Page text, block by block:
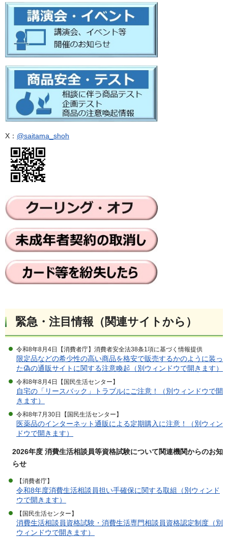
X： @saitama_shoh
緊急・注目情報（関連サイトから）
令和8年8月4日【消費者庁】消費者安全法38条1項に基づく情報提供
限定品などの希少性の高い商品を格安で販売するかのように装っ
た偽の通販サイトに関する注意喚起（別ウィンドウで開きます）
令和8年8月4日【国民生活センター】
自宅の「リースバック」トラブルにご注意！（別ウィンドウで開
きます）
令和8年7月30日【国民生活センター】
医薬品のインターネット通販による定期購入に注意！（別ウィン
ドウで開きます）
2026年度 消費生活相談員等資格試験について関連機関からのお知
らせ
【消費者庁】
令和8年度消費生活相談員担い手確保に関する取組（別ウィンド
ウで開きます）
【国民生活センター】
消費生活相談員資格試験・消費生活専門相談員資格認定制度（別
ウィンドウで開きます）